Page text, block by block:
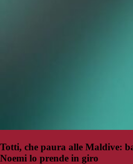
Totti, che paura alle Maldive:
Noemi lo prende in giro